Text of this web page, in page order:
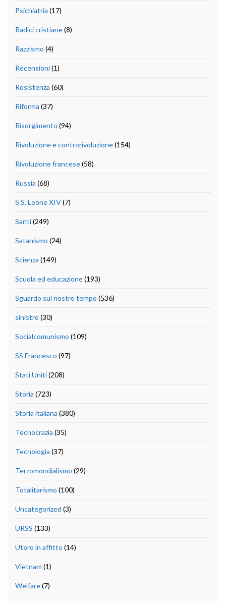
Psichiatria (17)
Radici cristiane(8)
Razzismo (4)
Recensioni(1)
Resistenza (60)
Riforma (37)
Risorgimento (94)
Rivoluzione e controrivoluzione(154)
Rivoluzione francese(58)
Russia (68)
S.S. Leone XIV(7)
Santi(249)
Satanismo (24)
Scienza (149)
Scuola ed educazione(193)
Sguardo sul nostro tempo (536)
sinistre(30)
Socialcomunismo (109)
SS Francesco (97)
Stati Uniti(208)
Storia (723)
Storia italiana (380)
Tecnocrazia (35)
Tecnologia (37)
Terzomondialismo (29)
Totalitarismo (100)
Uncategorized (3)
URSS (133)
Utero in affitto (14)
Vietnam (1)
Welfare(7)